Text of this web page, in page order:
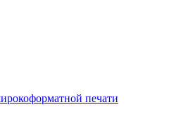
печати